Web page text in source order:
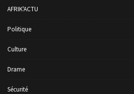
AFRIK'ACTU
Politique
Culture
Drame
Sécurité